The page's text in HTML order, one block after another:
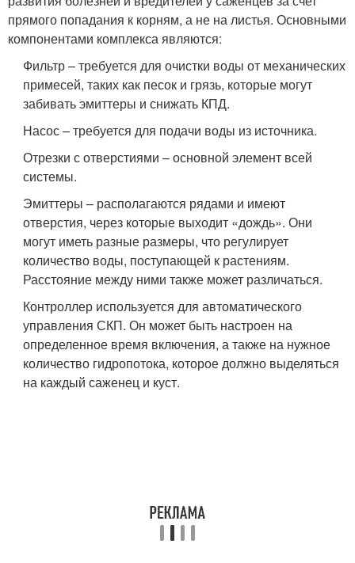
прямого попадания к корням, а не на листья. Основными
компонентами комплекса являются:
Фильтр – требуется для очистки воды от механических
примесей, таких как песок и грязь, которые могут
забивать эмиттеры и снижать КПД.
Насос – требуется для подачи воды из источника.
Отрезки с отверстиями – основной элемент всей
системы.
Эмиттеры – располагаются рядами и имеют
отверстия, через которые выходит «дождь». Они
могут иметь разные размеры, что регулирует
количество воды, поступающей к растениям.
Расстояние между ними также может различаться.
Контроллер используется для автоматического
управления СКП. Он может быть настроен на
определенное время включения, а также на нужное
количество гидропотока, которое должно выделяться
на каждый саженец и куст.